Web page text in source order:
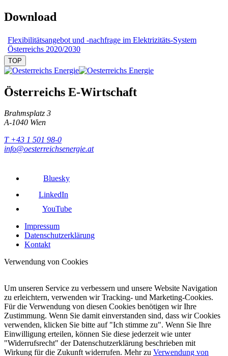
Download
Flexibilitätsangebot und -nachfrage im Elektrizitäts-System
Österreichs 2020/2030
TOP
Österreichs E-Wirtschaft
Brahmsplatz 3
A-1040 Wien
T +43 1 501 98-0
info@oesterreichsenergie.at
Bluesky
LinkedIn
YouTube
Impressum
Datenschutzerklärung
Kontakt
Verwendung von Cookies
Um unseren Service zu verbessern und unsere Website Navigation
zu erleichtern, verwenden wir Tracking- und Marketing-Cookies.
Für die Verwendung von diesen Cookies benötigen wir Ihre
Zustimmung. Wenn Sie damit einverstanden sind, dass wir Cookies
verwenden, klicken Sie bitte auf "Ich stimme zu". Wenn Sie Ihre
Einwilligung erteilen, können Sie diese jederzeit wie unter
"Widerrufsrecht" der Datenschutzerklärung beschrieben mit
Wirkung für die Zukunft widerrufen. Mehr zu Verwendung von